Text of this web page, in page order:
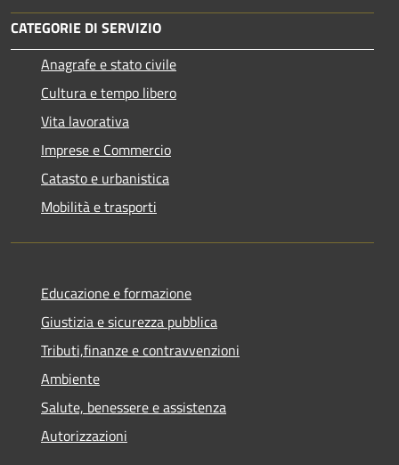
CATEGORIE DI SERVIZIO
Anagrafe e stato civile
Cultura e tempo libero
Vita lavorativa
Imprese e Commercio
Catasto e urbanistica
Mobilità e trasporti
Educazione e formazione
Giustizia e sicurezza pubblica
Tributi,finanze e contravvenzioni
Ambiente
Salute, benessere e assistenza
Autorizzazioni